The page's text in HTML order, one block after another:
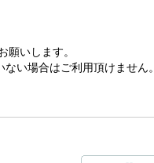
願いします。
い場合はご利用頂けません。